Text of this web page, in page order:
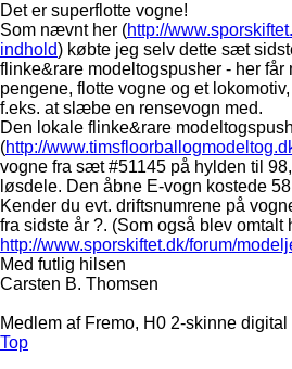
Det er superflotte vogne!
Som nævnt her (http://
indhold) købte jeg selv dette sæt
flinke&rare modeltogspusher - her får
pengene, flotte vogne og et
f.eks. at slæbe en rensevogn med.
Den lokale flinke&rare
(http://
vogne fra sæt #51145 på hylden til
løsdele. Den åbne E-vogn kostede
Kender du evt. driftsnumrene på
fra sidste år ?. (Som også blev omtalt
http://www.sporskiftet.dk/forum/
Med futlig hilsen
Carsten B. Thomsen
Medlem af Fremo, H0 2-skinne digital
Top